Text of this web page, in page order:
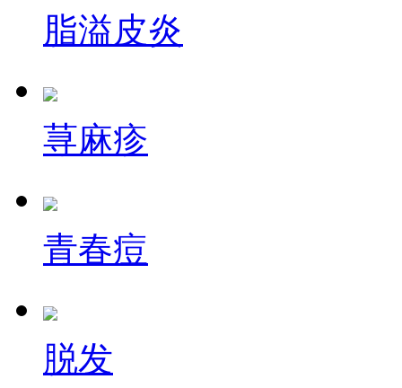
脂溢皮炎
荨麻疹
青春痘
脱发